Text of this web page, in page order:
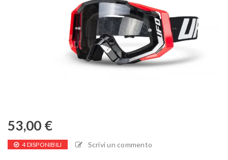
53,00 €
4 DISPONIBILI Scrivi un commento